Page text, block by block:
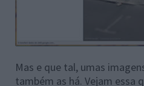
Mas e que tal, umas
também as há. Vejam essa